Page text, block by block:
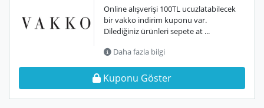
Online alışverişi 100TL ucuzlatabilecek
bir vakko indirim kuponu var.
Dilediğiniz ürünleri sepete at ...
Daha fazla bilgi
Kuponu Göster